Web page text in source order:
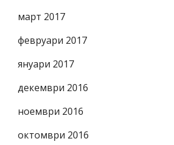
март 2017
февруари 2017
януари 2017
декември 2016
ноември 2016
октомври 2016